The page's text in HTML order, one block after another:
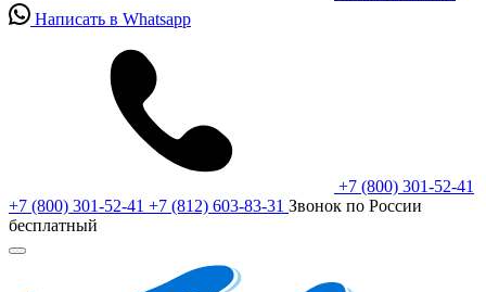
Написать в Whatsapp
+7 (800) 301-52-41
+7 (800) 301-52-41 +7 (812) 603-83-31 Звонок по России
бесплатный